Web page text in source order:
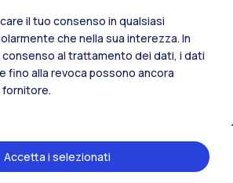
il tuo consenso in qualsiasi
che nella sua interezza. In
al trattamento dei dati, i dati
fino alla revoca possono ancora
Accetta i selezionati